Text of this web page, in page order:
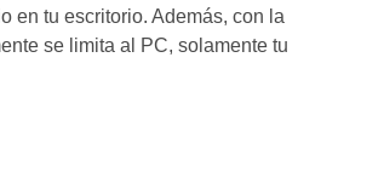
en tu escritorio. Además, con la
se limita al PC, solamente tu